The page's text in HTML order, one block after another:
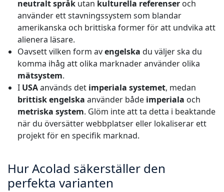
neutralt språk utan kulturella referenser och
använder ett stavningssystem som blandar
amerikanska och brittiska former för att undvika att
alienera läsare.
Oavsett vilken form avengelska du väljer ska du
komma ihåg att olika marknader använder olika
mätsystem.
I USAanvänds det imperiala systemet, medan
brittisk engelska använder både imperiala och
metriska system. Glöm inte att ta detta i beaktande
när du översätter webbplatser eller lokaliserar ett
projekt för en specifik marknad.
Hur Acolad säkerställer den
perfekta varianten